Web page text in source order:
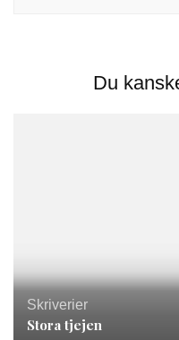
Du
Skriverier
Stora tjejen